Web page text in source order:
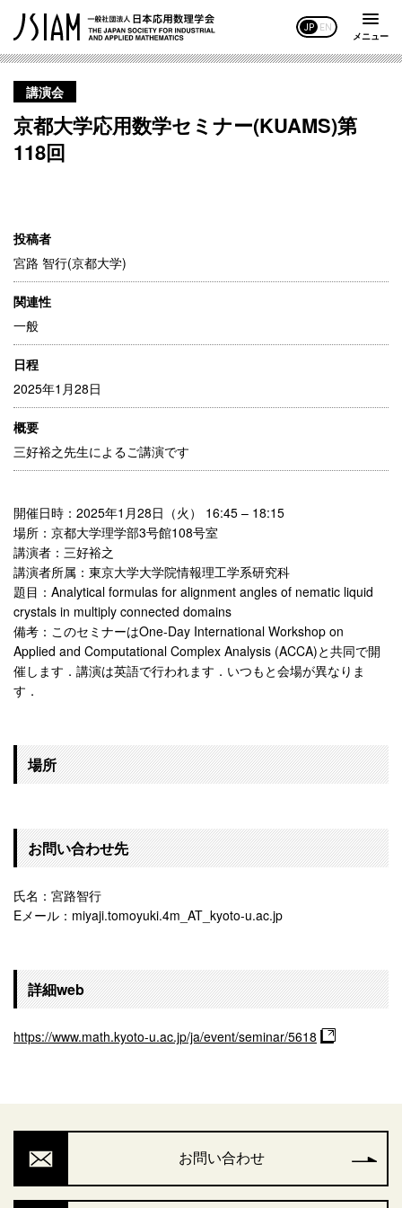
JP EN
メニュー
講演会
京都大学応用数学セミナー(KUAMS)第
118回
投稿者
宮路 智行(京都大学)
関連性
一般
日程
2025年1月28日
概要
三好裕之先生によるご講演です
開催日時：2025年1月28日（火） 16:45 – 18:15
場所：京都大学理学部3号館108号室
講演者：三好裕之
講演者所属：東京大学大学院情報理工学系研究科
題目：Analytical formulas for alignment angles of nematic liquid
crystals in multiply connected domains
備考：このセミナーはOne-Day International Workshop on
Applied and Computational Complex Analysis (ACCA)と共同で開
催します．講演は英語で行われます．いつもと会場が異なりま
す．
場所
お問い合わせ先
氏名：宮路智行
Eメール：miyaji.tomoyuki.4m_AT_kyoto-u.ac.jp
詳細web
https://www.math.kyoto-u.ac.jp/ja/event/seminar/5618
お問い合わせ